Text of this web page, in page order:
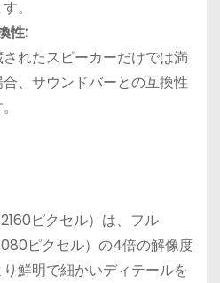
。
性:
れたスピーカーだけでは満
、サウンドバーとの互換性
ピクセル）は、フル
ピクセル）の4倍の解像度
鮮明で細かいディテールを